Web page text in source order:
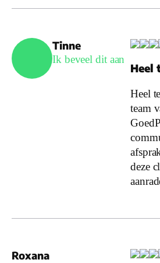
Tinne
Ik beveel dit aan
Heel
Heel
team
deze
Roxana